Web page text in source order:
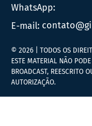
WhatsApp:
E-mail:
© 2026 | TODOS OS
ESTE MATERIAL NÃO
BROADCAST, REESCRITO
AUTORIZAÇÃO.